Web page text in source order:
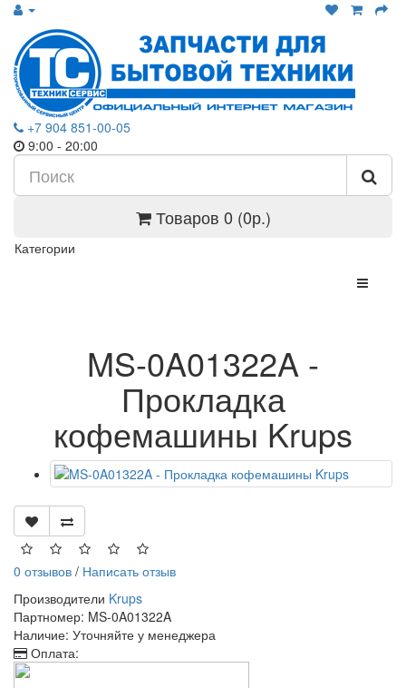
+7 904 851-00-05
9:00 - 20:00
Товаров 0 (0р.)
Категории
MS-0A01322A -
Прокладка
кофемашины Krups
0 отзывов / Написать отзыв
Производители Krups
Партномер: MS-0A01322A
Наличие: Уточняйте у менеджера
Оплата: